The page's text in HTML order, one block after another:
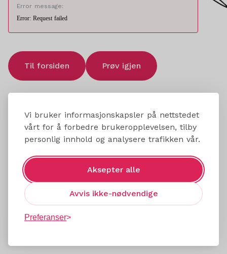
Vi bruker informasjonskapsler på nettstedet
vårt for å forbedre brukeropplevelsen, tilby
personlig innhold og analysere trafikken vår.
Aksepter alle
Avvis ikke-nødvendige
Preferanser
Error message:
Error: Request failed
Til forsiden Prøv igjen